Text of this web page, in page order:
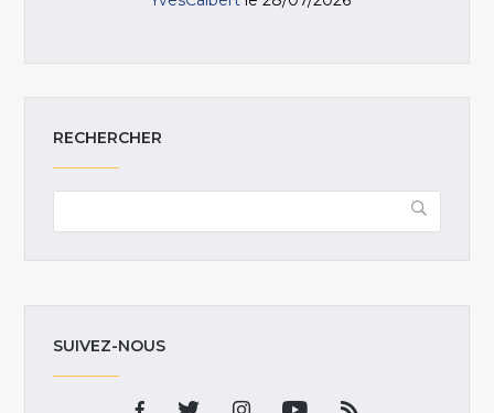
RECHERCHER
SUIVEZ-NOUS